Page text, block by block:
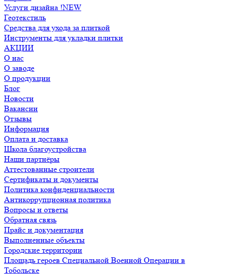
Услуги дизайна !NEW
Геотекстиль
Средства для ухода за плиткой
Инструменты для укладки плитки
АКЦИИ
О нас
О заводе
О продукции
Блог
Новости
Вакансии
Отзывы
Информация
Оплата и доставка
Школа благоустройства
Наши партнёры
Аттестованные строители
Сертификаты и документы
Политика конфиденциальности
Антикоррупционная политика
Вопросы и ответы
Обратная связь
Прайс и документация
Выполненные объекты
Городские территории
Площадь героев Специальной Военной Операции в
Тобольске